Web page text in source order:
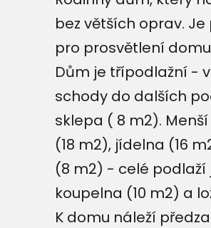
bez větších oprav.
pro prosvětlení
Dům je třípodlažní -
schody do dalších
sklepa ( 8 m2).
(18 m2), jídelna (16
(8 m2) - celé podlaží
koupelna (10 m2) a
K domu náleží